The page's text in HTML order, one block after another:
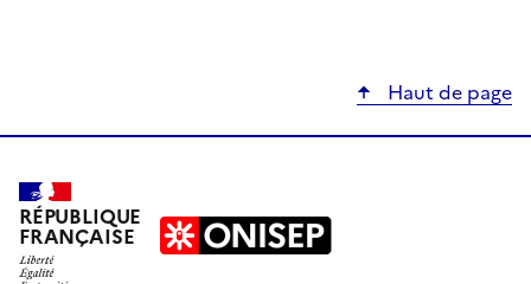
Haut de page
RÉPUBLIQUE
FRANÇAISE